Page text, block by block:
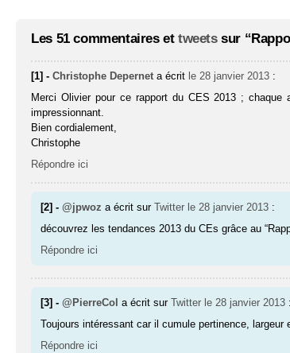
Les 51 commentaires et tweetssur
[1] -Christophe Depernet a écrit le 28 janvier 2013 :
Merci Olivier pour ce rapport du CES 2013 ;
impressionnant.
Bien cordialement,
Christophe
Répondre ici
[2] -@jpwoz a écrit surTwitter le 28 janvier 2013 :
découvrez les tendances 2013 du CEs grâce au
Répondre ici
[3] -@PierreCol a écrit surTwitter le 28 janvier 2013 :
Toujours intéressant car il cumule pertinence, largeur
Répondre ici